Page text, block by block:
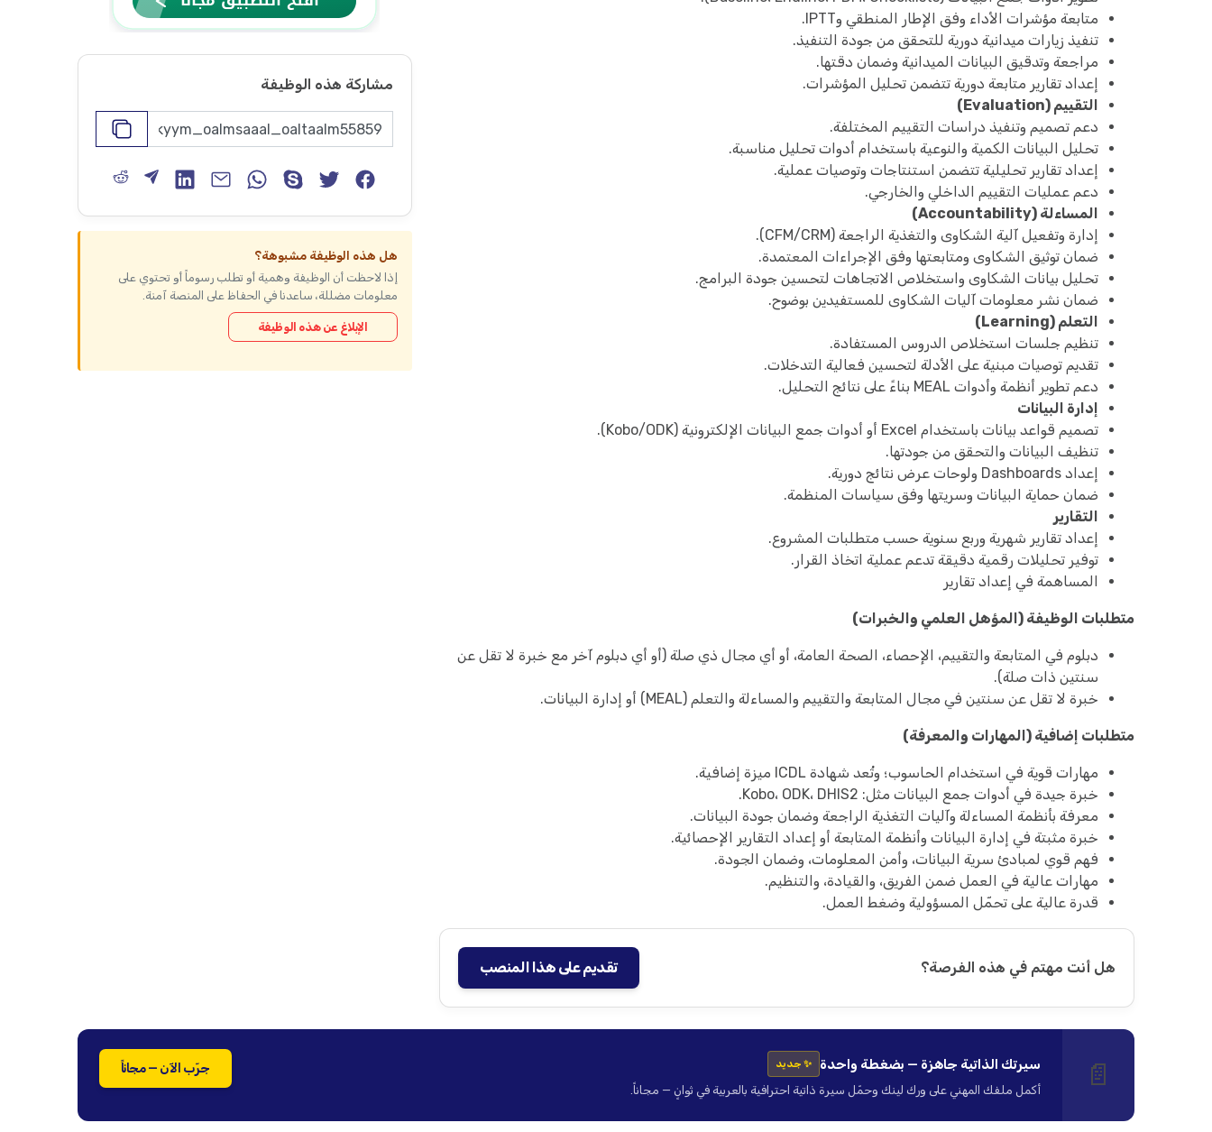
متابعة مؤشرات الأداء وفق الإطار المنطقي وIPTT.
تنفيذ زيارات ميدانية دورية للتحقق من جودة التنفيذ.
مراجعة وتدقيق البيانات الميدانية وضمان دقتها.
إعداد تقارير متابعة دورية تتضمن تحليل المؤشرات.
التقييم (Evaluation)
دعم تصميم وتنفيذ دراسات التقييم المختلفة.
تحليل البيانات الكمية والنوعية باستخدام أدوات تحليل مناسبة.
إعداد تقارير تحليلية تتضمن استنتاجات وتوصيات عملية.
دعم عمليات التقييم الداخلي والخارجي.
المساءلة (Accountability)
إدارة وتفعيل آلية الشكاوى والتغذية الراجعة (CFM/CRM).
ضمان توثيق الشكاوى ومتابعتها وفق الإجراءات المعتمدة.
تحليل بيانات الشكاوى واستخلاص الاتجاهات لتحسين جودة البرامج.
ضمان نشر معلومات آليات الشكاوى للمستفيدين بوضوح.
التعلم (Learning)
تنظيم جلسات استخلاص الدروس المستفادة.
تقديم توصيات مبنية على الأدلة لتحسين فعالية التدخلات.
دعم تطوير أنظمة وأدوات MEAL بناءً على نتائج التحليل.
إدارة البيانات
تصميم قواعد بيانات باستخدام Excel أو أدوات جمع البيانات الإلكترونية (Kobo/ODK).
تنظيف البيانات والتحقق من جودتها.
إعداد Dashboards ولوحات عرض نتائج دورية.
ضمان حماية البيانات وسريتها وفق سياسات المنظمة.
التقارير
إعداد تقارير شهرية وربع سنوية حسب متطلبات المشروع.
توفير تحليلات رقمية دقيقة تدعم عملية اتخاذ القرار.
المساهمة في إعداد تقارير
متطلبات الوظيفة (المؤهل العلمي والخبرات)
دبلوم في المتابعة والتقييم، الإحصاء، الصحة العامة، أو أي مجال ذي صلة (أو أي دبلوم آخر مع خبرة لا تقل عن
سنتين ذات صلة).
خبرة لا تقل عن سنتين في مجال المتابعة والتقييم والمساءلة والتعلم (MEAL) أو إدارة البيانات.
متطلبات إضافية (المهارات والمعرفة)
مهارات قوية في استخدام الحاسوب؛ وتُعد شهادة ICDL ميزة إضافية.
خبرة جيدة في أدوات جمع البيانات مثل: Kobo، ODK، DHIS2.
معرفة بأنظمة المساءلة وآليات التغذية الراجعة وضمان جودة البيانات.
خبرة مثبتة في إدارة البيانات وأنظمة المتابعة أو إعداد التقارير الإحصائية.
فهم قوي لمبادئ سرية البيانات، وأمن المعلومات، وضمان الجودة.
مهارات عالية في العمل ضمن الفريق، والقيادة، والتنظيم.
قدرة عالية على تحمّل المسؤولية وضغط العمل.
هل أنت مهتم في هذه الفرصة؟ تقديم على هذا المنصب
مشاركة هذه الوظيفة
هل هذه الوظيفة مشبوهة؟
إذا لاحظت أن الوظيفة وهمية أو تطلب رسوماً أو تحتوي على
معلومات مضللة، ساعدنا في الحفاظ على المنصة آمنة.
الإبلاغ عن هذه الوظيفة
📄 سيرتك الذاتية جاهزة — بضغطة واحدة ✨ جديد
أكمل ملفك المهني على ورك لينك وحمّل سيرة ذاتية احترافية بالعربية في ثوانٍ — مجاناً.
جرّب الآن — مجاناً